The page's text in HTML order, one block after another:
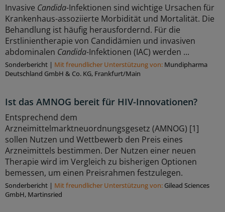
Invasive Candida-Infektionen sind wichtige Ursachen für
Krankenhaus-assoziierte Morbidität und Mortalität. Die
Behandlung ist häufig herausfordernd. Für die
Erstlinientherapie von Candidämien und invasiven
abdominalen Candida-Infektionen (IAC) werden ...
Sonderbericht | Mit freundlicher Unterstützung von: Mundipharma
Deutschland GmbH & Co. KG, Frankfurt/Main
Ist das AMNOG bereit für HIV-Innovationen?
Entsprechend dem
Arzneimittelmarktneuordnungsgesetz (AMNOG) [1]
sollen Nutzen und Wettbewerb den Preis eines
Arzneimittels bestimmen. Der Nutzen einer neuen
Therapie wird im Vergleich zu bisherigen Optionen
bemessen, um einen Preisrahmen festzulegen.
Sonderbericht | Mit freundlicher Unterstützung von: Gilead Sciences
GmbH, Martinsried